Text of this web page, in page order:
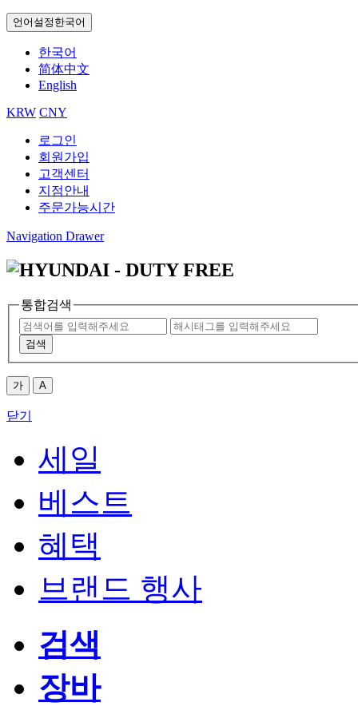
언어설정 한국어
한국어
简体中文
English
KRW CNY
로그인
회원가입
고객센터
지점안내
주문가능시간
Navigation Drawer
통합검색
검색
가 A
닫기
세일
베스트
혜택
브랜드 행사
검색
장바